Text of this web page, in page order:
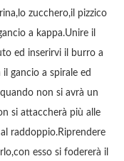
zucchero,il pizzico
a kappa.Unire il
ed inserirvi il burro a
gancio a spirale ed
non si avrà un
si attaccherà più alle
raddoppio.Riprendere
esso si fodererà il